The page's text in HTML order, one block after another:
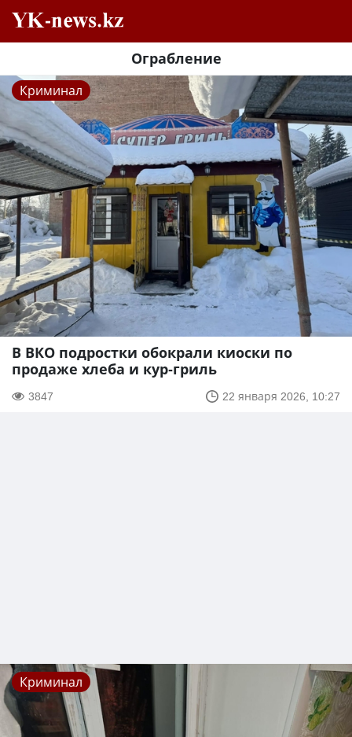
Ограбление
Криминал
В ВКО подростки обокрали киоски по
продаже хлеба и кур-гриль
3847 22 января 2026, 10:27
Криминал